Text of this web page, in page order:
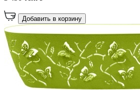
Добавить в корзину